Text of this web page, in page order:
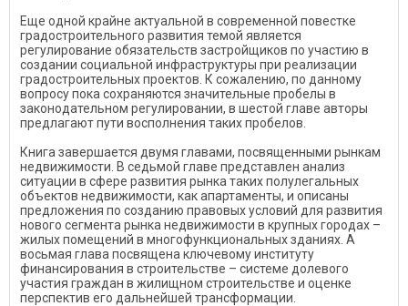
Еще одной крайне актуальной в современной повестке
градостроительного развития темой является
регулирование обязательств застройщиков по участию в
создании социальной инфраструктуры при реализации
градостроительных проектов. К сожалению, по данному
вопросу пока сохраняются значительные пробелы в
законодательном регулировании, в шестой главе авторы
предлагают пути восполнения таких пробелов.
Книга завершается двумя главами, посвященными рынкам
недвижимости. В седьмой главе представлен анализ
ситуации в сфере развития рынка таких полулегальных
объектов недвижимости, как апартаменты, и описаны
предложения по созданию правовых условий для развития
нового сегмента рынка недвижимости в крупных городах –
жилых помещений в многофункциональных зданиях. А
вось­мая глава посвящена ключевому институту
финансирования в строительстве – системе долевого
участия граждан в жилищном строительстве и оценке
перспектив его дальнейшей трансформации.